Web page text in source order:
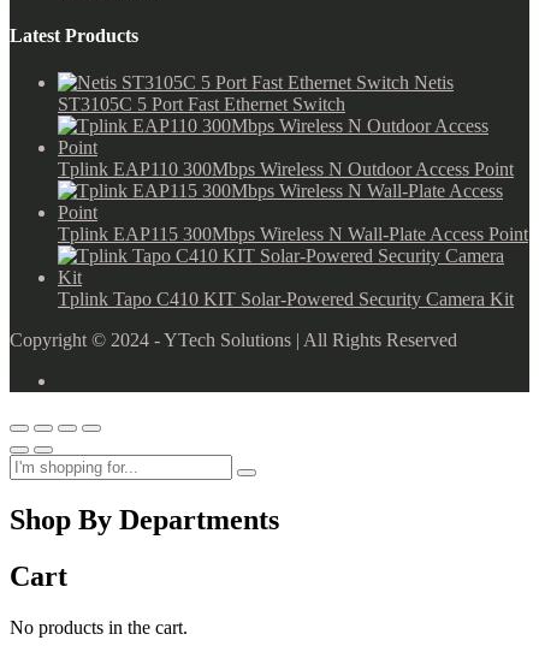
Latest Products
Netis
ST3105C 5 Port Fast Ethernet Switch
Tplink EAP110 300Mbps Wireless N Outdoor Access Point
Tplink EAP115 300Mbps Wireless N Wall-Plate Access Point
Tplink Tapo C410 KIT Solar-Powered Security Camera Kit
Copyright © 2024 - YTech Solutions | All Rights Reserved
Shop By Departments
Cart
No products in the cart.